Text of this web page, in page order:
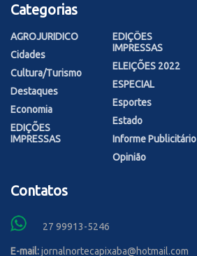
Categorias
AGROJURIDICO
Cidades
Cultura/Turismo
Destaques
Economia
EDIÇÕES
IMPRESSAS
EDIÇÕES
IMPRESSAS
ELEIÇÕES 2022
ESPECIAL
Esportes
Estado
Informe Publicitário
Opinião
Contatos
27 99913-5246
E-mail:jornalnortecapixaba@hotmail.com